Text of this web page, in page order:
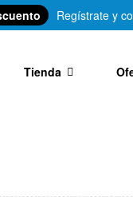
Regístrate y
Tienda